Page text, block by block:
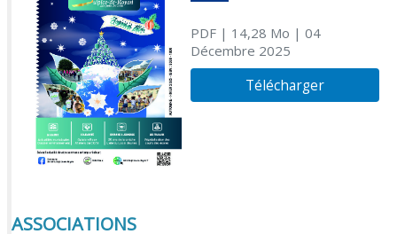
PDF| 14,28 Mo | 04
Décembre 2025
Télécharger
ASSOCIATIONS